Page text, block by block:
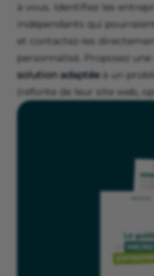
à vous. Identifiez les
indépendants qui
et contactez-les
personnalisé. Proposez
solution adaptéeà un
(refonte de leur site web,